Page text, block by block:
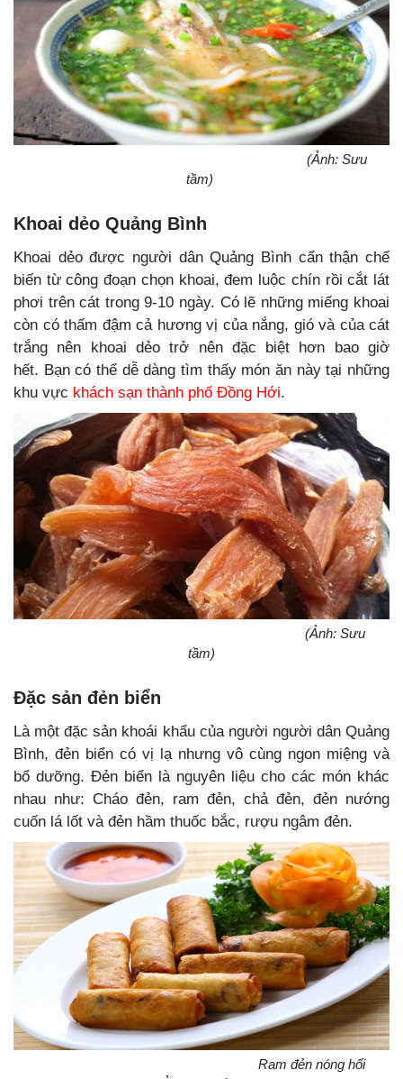
(Ảnh: Sưu
tầm)
Khoai dẻo Quảng Bình
Khoai dẻo được người dân Quảng Bình cẩn thận chế
biến từ công đoạn chọn khoai, đem luộc chín rồi cắt lát
phơi trên cát trong 9-10 ngày. Có lẽ những miếng khoai
còn có thấm đậm cả hương vị của nắng, gió và của cát
trắng nên khoai dẻo trở nên đặc biệt hơn bao giờ
hết. Bạn có thể dễ dàng tìm thấy món ăn này tại những
khu vực khách sạn thành phố Đồng Hới.
(Ảnh: Sưu
tầm)
Đặc sản đẻn biển
Là một đặc sản khoái khẩu của người người dân Quảng
Bình, đẻn biển có vị lạ nhưng vô cùng ngon miệng và
bổ dưỡng. Đẻn biển là nguyên liệu cho các món khác
nhau như: Cháo đẻn, ram đẻn, chả đẻn, đẻn nướng
cuốn lá lốt và đẻn hầm thuốc bắc, rượu ngâm đẻn.
Ram đẻn nóng hổi